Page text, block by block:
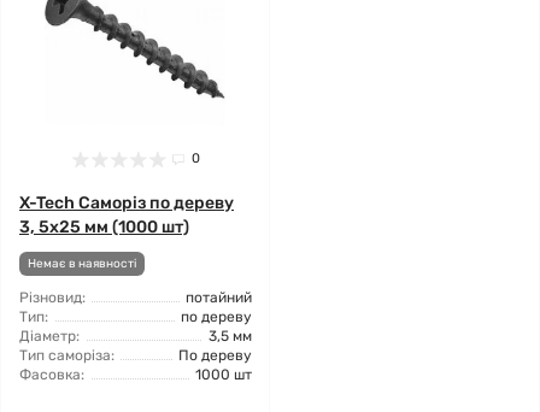
0
X-Tech Саморіз по дереву
3, 5x25 мм (1000 шт)
Немає в наявності
Різновид:
потайний
Тип:
по дереву
Діаметр:
3,5 мм
Тип саморіза:
По дереву
Фасовка:
1000 шт